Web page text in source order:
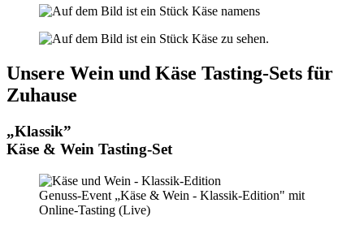
Unsere Wein und Käse Tasting-Sets für
Zuhause
„Klassik”
Käse & Wein Tasting-Set
Genuss-Event „Käse & Wein - Klassik-Edition" mit
Online-Tasting (Live)